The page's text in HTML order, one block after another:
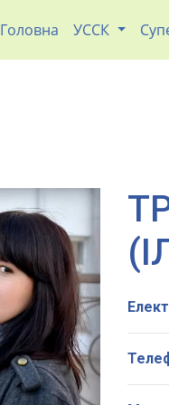
Головна УССК